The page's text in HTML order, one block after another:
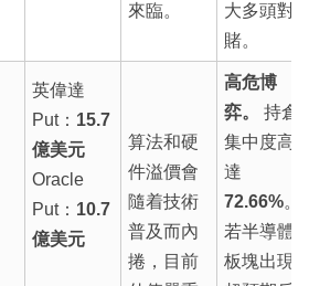
來臨。
大多頭對
賭。
英偉達
Put： 15.7
億美元
Oracle
Put： 10.7
億美元
算法和硬
件溢價會
隨着技術
普及而內
捲，目前
高危博
弈。
持倉
集中度高
達
72.66%。
若半導體
板塊出現